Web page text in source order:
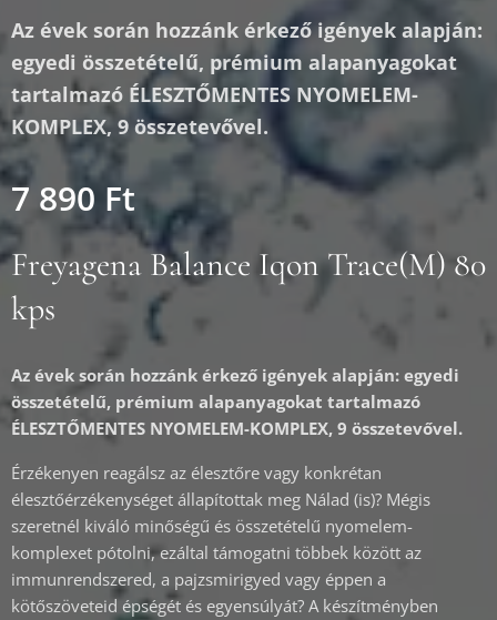
Az évek során hozzánk érkező igények alapján:
egyedi összetételű, prémium alapanyagokat
tartalmazó ÉLESZTŐMENTES NYOMELEM-
KOMPLEX, 9 összetevővel.
7 890 Ft
Freyagena Balance Iqon Trace(M) 80
kps
Az évek során hozzánk érkező igények alapján: egyedi
összetételű, prémium alapanyagokat tartalmazó
ÉLESZTŐMENTES NYOMELEM-KOMPLEX, 9 összetevővel.
Érzékenyen reagálsz az élesztőre vagy konkrétan
élesztőérzékenységet állapítottak meg Nálad (is)? Mégis
szeretnél kiváló minőségű és összetételű nyomelem-
komplexet pótolni, ezáltal támogatni többek között az
immunrendszered, a pajzsmirigyed vagy éppen a
kötőszöveteid épségét és egyensúlyát? A készítményben